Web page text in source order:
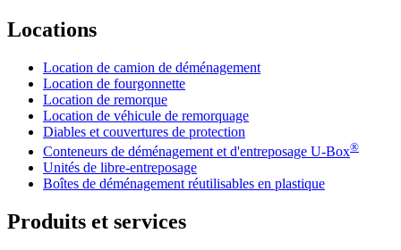
Locations
Location de camion de déménagement
Location de fourgonnette
Location de remorque
Location de véhicule de remorquage
Diables et couvertures de protection
Conteneurs de déménagement et d'entreposage U-Box®
Unités de libre-entreposage
Boîtes de déménagement réutilisables en plastique
Produits et services